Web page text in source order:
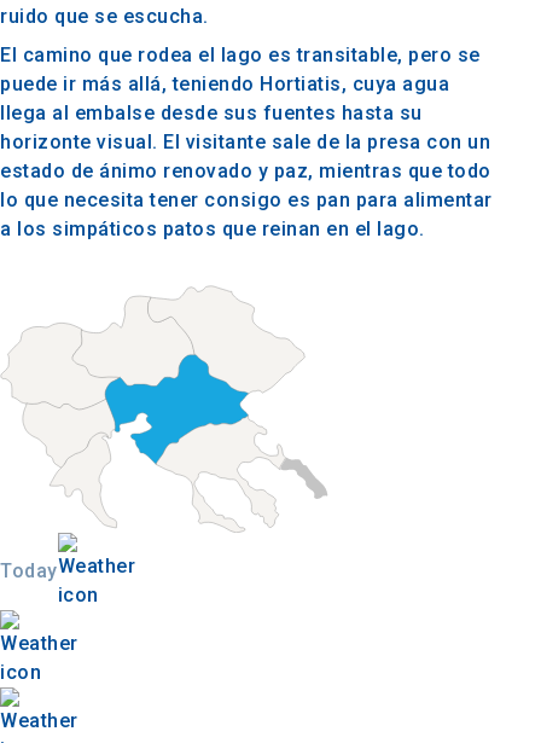
ruido que se escucha.
El camino que rodea el lago es transitable, pero se
puede ir más allá, teniendo Hortiatis, cuya agua
llega al embalse desde sus fuentes hasta su
horizonte visual. El visitante sale de la presa con un
estado de ánimo renovado y paz, mientras que todo
lo que necesita tener consigo es pan para alimentar
a los simpáticos patos que reinan en el lago.
Today